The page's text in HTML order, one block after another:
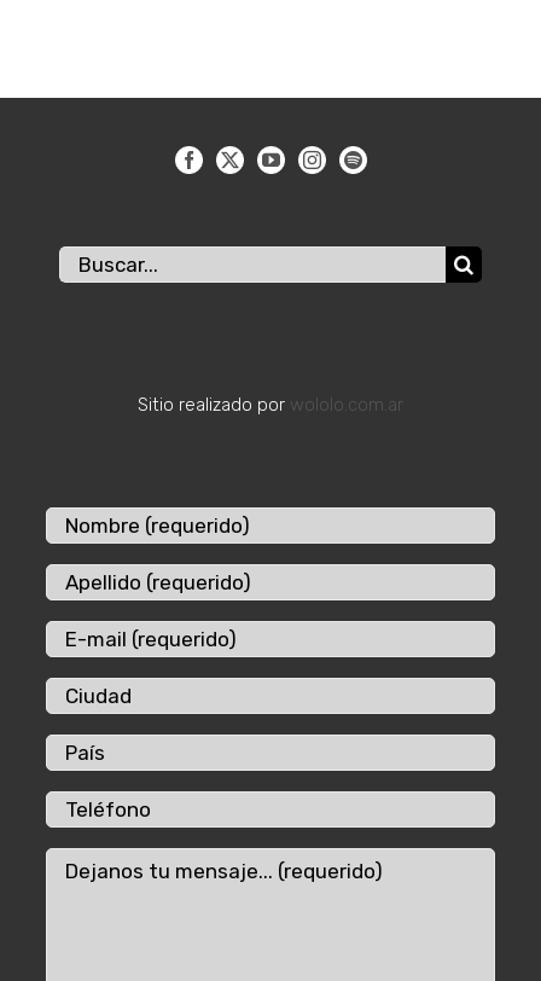
Buscar:
Sitio realizado por wololo.com.ar